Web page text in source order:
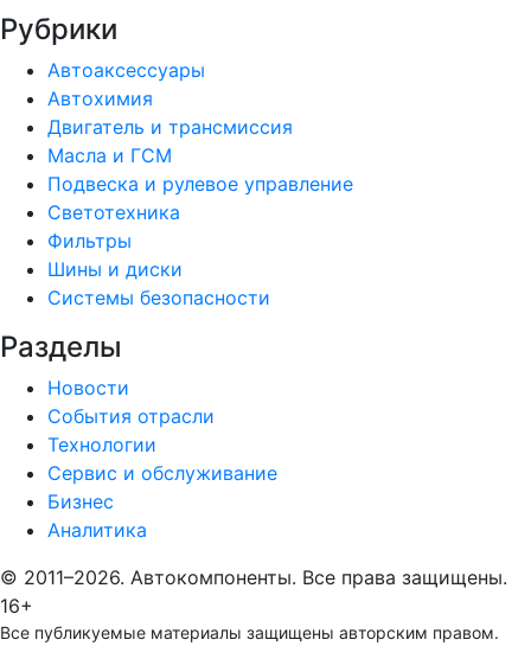
Рубрики
Автоаксессуары
Автохимия
Двигатель и трансмиссия
Масла и ГСМ
Подвеска и рулевое управление
Светотехника
Фильтры
Шины и диски
Системы безопасности
Разделы
Новости
События отрасли
Технологии
Сервис и обслуживание
Бизнес
Аналитика
© 2011–2026. Автокомпоненты. Все права защищены.
16+
Все публикуемые материалы защищены авторским правом.